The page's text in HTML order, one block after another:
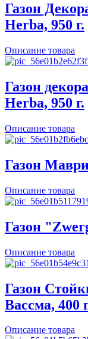
Газон
Herba, 950 г.
Описание товара
Газон
Herba, 950 г.
Описание товара
Газон
Описание товара
Газон
Описание товара
Газон
Вассма, 400
Описание товара